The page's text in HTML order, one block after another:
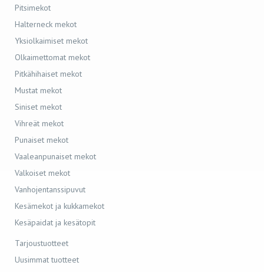
Pitsimekot
Halterneck mekot
Yksiolkaimiset mekot
Olkaimettomat mekot
Pitkähihaiset mekot
Mustat mekot
Siniset mekot
Vihreät mekot
Punaiset mekot
Vaaleanpunaiset mekot
Valkoiset mekot
Vanhojentanssipuvut
Kesämekot ja kukkamekot
Kesäpaidat ja kesätopit
Tarjoustuotteet
Uusimmat tuotteet